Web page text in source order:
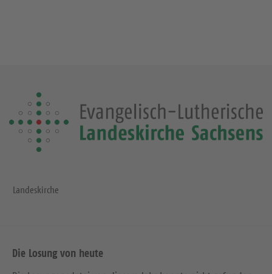
Landeskirche
Die Losung von heute